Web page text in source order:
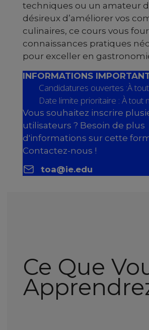
techniques ou un amateur
désireux d’améliorer vos
culinaires, ce cours vous
connaissances pratiques
pour exceller en
INFORMATIONS
Candidatures ouvertes :À
Date limite prioritaire : À tout
Vous souhaitez inscrire
utilisateurs ? Besoin de plus
d'informations sur cette
Contactez-nous !
toa@ie.edu
Ce Que